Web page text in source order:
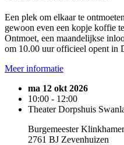
Een plek om elkaar te
gewoon even een kopje koffie
Ontmoet, een maandelijkse
om 10.00 uur officieel opent in
Meer informatie
ma 12 okt 2026
10:00 - 12:00
Theater Dorpshuis
Burgemeester
2761 BJ Zevenhuizen